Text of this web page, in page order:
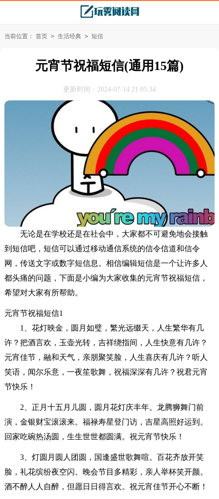
当前位置： 首页 > 生活经典 > 短信
元宵节祝福短信(通用15篇)
更新时间：2024-07-14 21:05:34
无论是在学校还是在社会中，大家都不可避免地会接触
到短信吧，短信可以通过移动通信系统的信令信道和信令
网，传送文字或数字短信息。相信编辑短信是一个让许多人
都头痛的问题，下面是小编为大家收集的元宵节祝福短信，
希望对大家有所帮助。
元宵节祝福短信1
1、花灯映金，圆月如璧，繁光远缀天，人生繁华有几
许？把酒言欢，玉壶光转，吉祥绕指间，人生快意有几许？
元宵佳节，融和天气，亲朋聚笑脸，人生喜庆有几许？听人
笑语，闻尔乐意，一夜笙歌舞，祝福深深有几许？祝君元宵
节快乐！
2、正月十五月儿圆，圆月花灯庆丰年。龙腾狮舞门前
演，金银财宝滚滚来。福禄寿星登门访，吉星高照好运到。
回家吃碗热汤圆，生生世世都圆满。祝元宵节快乐！
3、灯圆月圆人团圆，国逢盛世歌舞喧。百花齐放开笑
脸，礼花缤纷夜空闪。晚会节目多精彩，亲人举杯笑开颜。
酒不醉人人自醉，但愿日日得言欢。祝元宵佳节开心不断！